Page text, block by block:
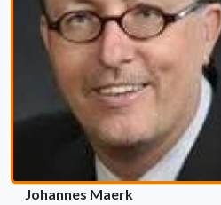
Johannes Maerk